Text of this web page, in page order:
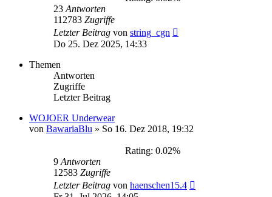
23 Antworten
112783 Zugriffe
Letzter Beitrag von string_cgn
Do 25. Dez 2025, 14:33
Themen
Antworten
Zugriffe
Letzter Beitrag
WOJOER Underwear
von BawariaBlu » So 16. Dez 2018, 19:32
Rating: 0.02%
9 Antworten
12583 Zugriffe
Letzter Beitrag von haenschen15.4